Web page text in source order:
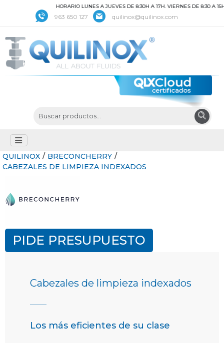
HORARIO LUNES A JUEVES DE 8:30H A 17H. VIERNES DE 8:30 A 15H
963 650 127 quilinox@quilinox.com
QUILINOX / BRECONCHERRY /
CABEZALES DE LIMPIEZA INDEXADOS
PIDE PRESUPUESTO
Cabezales de limpieza indexados
Los más eficientes de su clase